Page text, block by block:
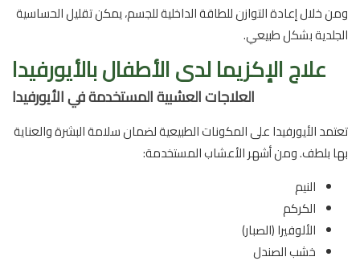
ومن خلال إعادة التوازن للطاقة الداخلية للجسم، يمكن تقليل الحساسية
الجلدية بشكل طبيعي.
علاج الإكزيما لدى الأطفال بالأيورفيدا
العلاجات العشبية المستخدمة في الأيورفيدا
تعتمد الأيورفيدا على المكونات الطبيعية لضمان سلامة البشرة والعناية
بها بلطف. ومن أشهر الأعشاب المستخدمة:
النيم
الكركم
الألوفيرا (الصبار)
خشب الصندل